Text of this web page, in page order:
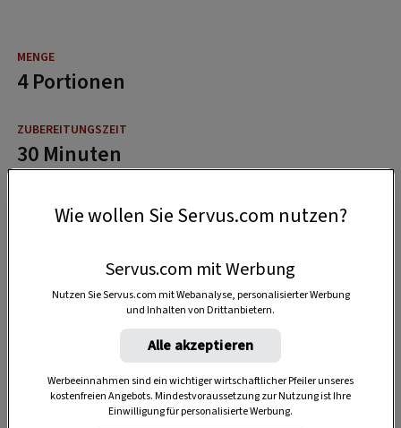
4 Portionen
30 Minuten
35 Minuten
Wie wollen Sie Servus.com nutzen?
Servus.com mit Werbung
Nutzen Sie Servus.com mit Webanalyse, personalisierter Werbung
und Inhalten von Drittanbietern.
Alle akzeptieren
Werbeeinnahmen sind ein wichtiger wirtschaftlicher Pfeiler unseres
kostenfreien Angebots. Mindestvoraussetzung zur Nutzung ist Ihre
Einwilligung für personalisierte Werbung.